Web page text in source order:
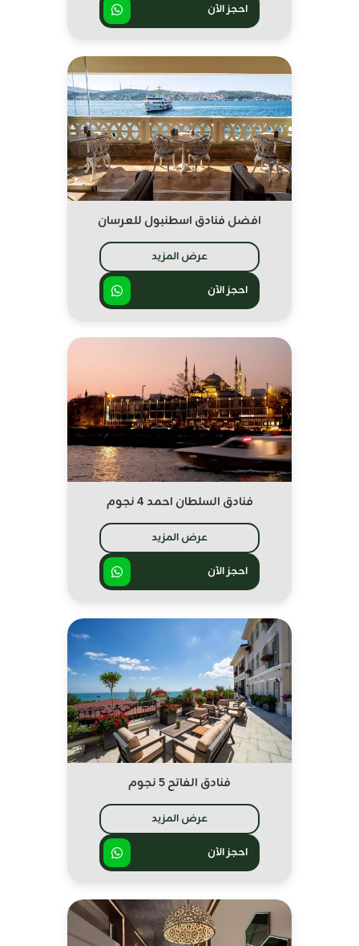
احجز الآن
افضل فنادق اسطنبول للعرسان
عرض المزيد
احجز الآن
فنادق السلطان احمد 4 نجوم
عرض المزيد
احجز الآن
فنادق الفاتح 5 نجوم
عرض المزيد
احجز الآن